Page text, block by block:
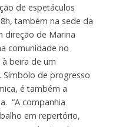
de espetáculos
também na sede da
direção de Marina
comunidade no
beira de um
Símbolo de progresso
é também a
“A companhia
em repertório,